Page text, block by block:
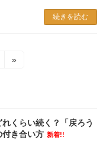
続きを読む
»
くらい続く？「戻ろう
付き合い方 新着!!